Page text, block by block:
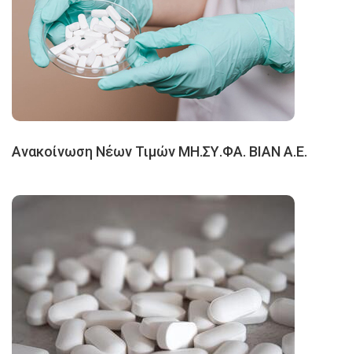
Ανακοίνωση Νέων Τιμών ΜΗ.ΣΥ.ΦΑ. ΒΙΑΝ Α.Ε.